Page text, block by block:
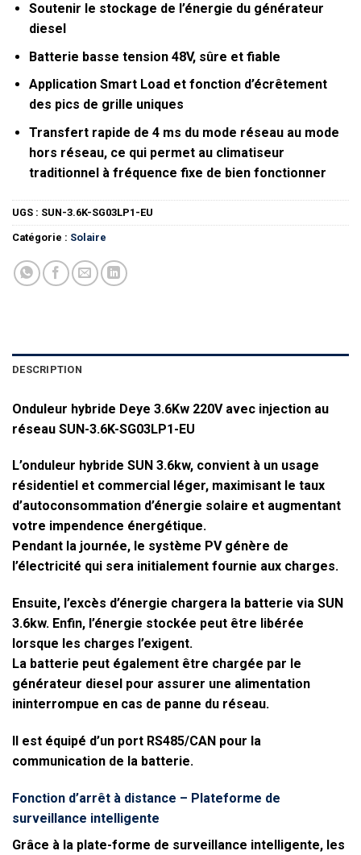
Soutenir le stockage de l’énergie du générateur
diesel
Batterie basse tension 48V, sûre et fiable
Application Smart Load et fonction d’écrêtement
des pics de grille uniques
Transfert rapide de 4 ms du mode réseau au mode
hors réseau, ce qui permet au climatiseur
traditionnel à fréquence fixe de bien fonctionner
UGS : SUN-3.6K-SG03LP1-EU
Catégorie : Solaire
DESCRIPTION
Onduleur hybride Deye 3.6Kw 220V avec injection au
réseau SUN-3.6K-SG03LP1-EU
L’onduleur hybride SUN 3.6kw, convient à un usage
résidentiel et commercial léger, maximisant le taux
d’autoconsommation d’énergie solaire et augmentant
votre impendence énergétique.
Pendant la journée, le système PV génère de
l’électricité qui sera initialement fournie aux charges.
Ensuite, l’excès d’énergie chargera la batterie via SUN
3.6kw. Enfin, l’énergie stockée peut être libérée
lorsque les charges l’exigent.
La batterie peut également être chargée par le
générateur diesel pour assurer une alimentation
ininterrompue en cas de panne du réseau.
Il est équipé d’un port RS485/CAN pour la
communication de la batterie.
Fonction d’arrêt à distance – Plateforme de
surveillance intelligente
Grâce à la plate-forme de surveillance intelligente, les